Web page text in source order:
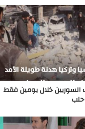
السوريين خلال يومين فقط